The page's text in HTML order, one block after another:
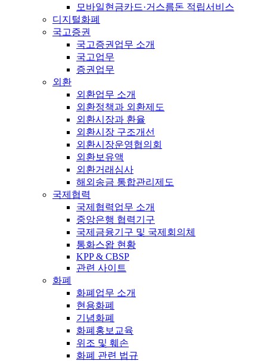
모바일현금카드·거스름돈 적립서비스
디지털화폐
국고증권
국고증권업무 소개
국고업무
증권업무
외환
외환업무 소개
외환정책과 외환제도
외환시장과 환율
외환시장 구조개선
외환시장운영협의회
외환보유액
외환거래심사
해외송금 통합관리제도
국제협력
국제협력업무 소개
중앙은행 협력기구
국제금융기구 및 국제회의체
통화스왑 현황
KPP & CBSP
관련 사이트
화폐
화폐업무 소개
현용화폐
기념화폐
화폐홍보교육
위조 및 훼손
화폐 관련 법규